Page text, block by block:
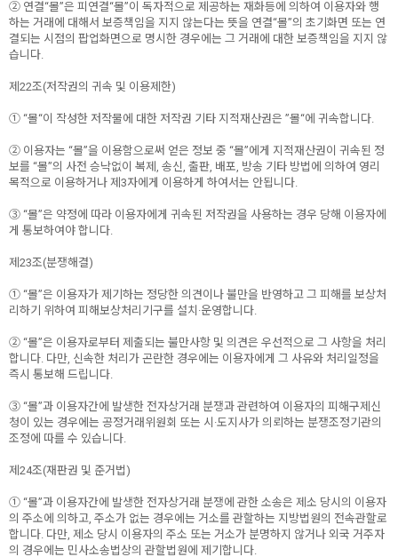
② 연결“몰”은 피연결“몰”이 독자적으로 제공하는 재화등에 의하여 이용자와 행
하는 거래에 대해서 보증책임을 지지 않는다는 뜻을 연결“몰”의 초기화면 또는 연
결되는 시점의 팝업화면으로 명시한 경우에는 그 거래에 대한 보증책임을 지지 않
습니다.
제22조(저작권의 귀속 및 이용제한)
① “몰“이 작성한 저작물에 대한 저작권 기타 지적재산권은 ”몰“에 귀속합니다.
② 이용자는 “몰”을 이용함으로써 얻은 정보 중 “몰”에게 지적재산권이 귀속된 정
보를 “몰”의 사전 승낙없이 복제, 송신, 출판, 배포, 방송 기타 방법에 의하여 영리
목적으로 이용하거나 제3자에게 이용하게 하여서는 안됩니다.
③ “몰”은 약정에 따라 이용자에게 귀속된 저작권을 사용하는 경우 당해 이용자에
게 통보하여야 합니다.
제23조(분쟁해결)
① “몰”은 이용자가 제기하는 정당한 의견이나 불만을 반영하고 그 피해를 보상처
리하기 위하여 피해보상처리기구를 설치·운영합니다.
② “몰”은 이용자로부터 제출되는 불만사항 및 의견은 우선적으로 그 사항을 처리
합니다. 다만, 신속한 처리가 곤란한 경우에는 이용자에게 그 사유와 처리일정을
즉시 통보해 드립니다.
③ “몰”과 이용자간에 발생한 전자상거래 분쟁과 관련하여 이용자의 피해구제신
청이 있는 경우에는 공정거래위원회 또는 시·도지사가 의뢰하는 분쟁조정기관의
조정에 따를 수 있습니다.
제24조(재판권 및 준거법)
① “몰”과 이용자간에 발생한 전자상거래 분쟁에 관한 소송은 제소 당시의 이용자
의 주소에 의하고, 주소가 없는 경우에는 거소를 관할하는 지방법원의 전속관할로
합니다. 다만, 제소 당시 이용자의 주소 또는 거소가 분명하지 않거나 외국 거주자
의 경우에는 민사소송법상의 관할법원에 제기합니다.